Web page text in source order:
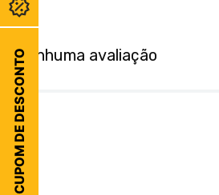
CUPOM DE DESCONTO
Nenhuma avaliação